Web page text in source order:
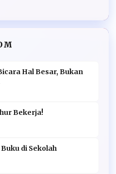
Hal Besar, Bukan
Bekerja!
di Sekolah